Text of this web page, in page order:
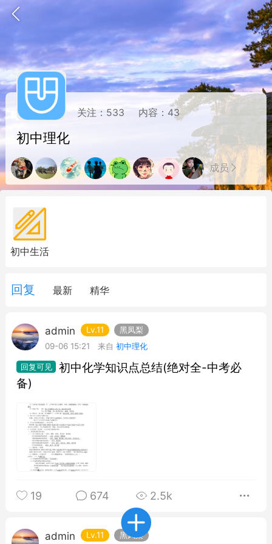
题库 赚题库券 充值
赚金币和题库券
加入上海学习交流群，资料免费领
初中英语
0
初中英语
上海1-5年级必刷数学思维
精选题型（含答案）
关注： 533 内容： 43
初中理化
成员
初中生活
回复 最新 精华
admin Lv.11
黑凤梨
09-06 15:21
初中理化
初中化学知识点总结(绝对全-中考必
备)
19 674 2.5k
admin Lv.11 黑凤梨